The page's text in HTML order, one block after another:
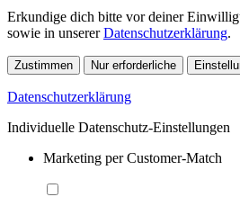
Erkundige dich bitte vor deiner
sowie in unsererDatenschutzerklärung.
Zustimmen Nur erforderliche
Datenschutzerklärung
Individuelle Datenschutz-Einstellungen
Marketing per Customer-Match